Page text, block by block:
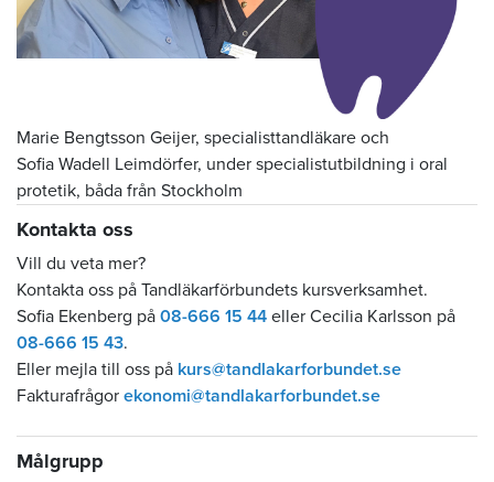
Marie Bengtsson Geijer, specialisttandläkare och
Sofia Wadell Leimdörfer, under specialistutbildning i oral
protetik, båda från Stockholm
Kontakta oss
Vill du veta mer?
Kontakta oss på Tandläkarförbundets kursverksamhet.
Sofia Ekenberg på 08-666 15 44 eller Cecilia Karlsson på
08-666 15 43.
Eller mejla till oss på kurs@tandlakarforbundet.se
Fakturafrågor ekonomi@tandlakarforbundet.se
Målgrupp